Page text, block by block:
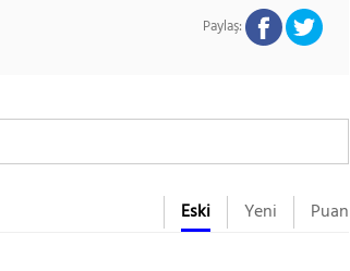
Paylaş:
Eski Yeni Puan